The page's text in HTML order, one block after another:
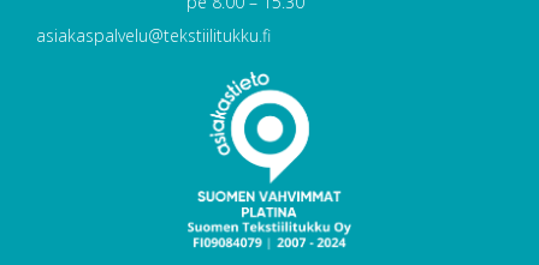
asiakaspalvelu@tekstiilitukku.fi